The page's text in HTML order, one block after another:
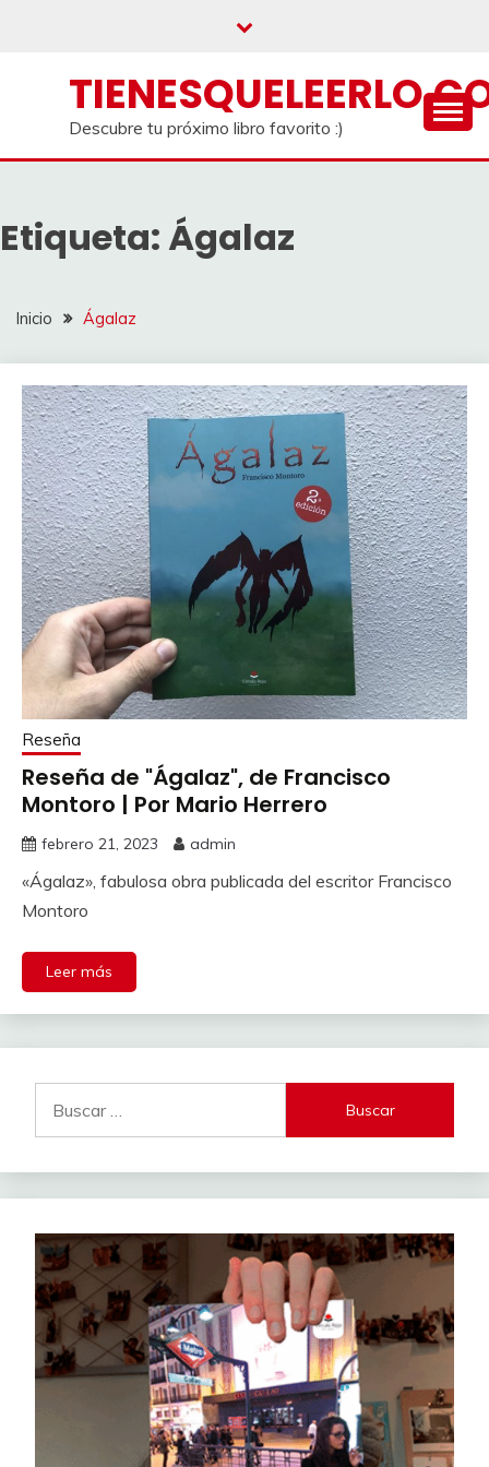
Descubre tu próximo libro favorito :)
Etiqueta: Ágalaz
Inicio Ágalaz
Reseña
Reseña de "Ágalaz", de Francisco
Montoro | Por Mario Herrero
febrero 21, 2023 admin
«Ágalaz», fabulosa obra publicada del escritor Francisco
Montoro
Leer más